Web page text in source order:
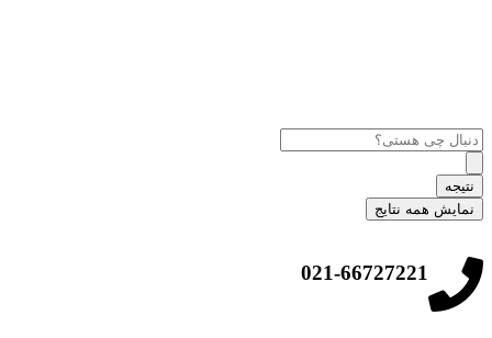
نتیجه
نمایش همه نتایج
021-66727221